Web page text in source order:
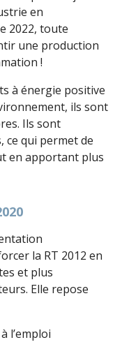
en
2022, toute
une production
!
à énergie positive
ils sont
Ils sont
ce qui permet de
en apportant plus
la RT 2012 en
et plus
Elle repose
l’emploi